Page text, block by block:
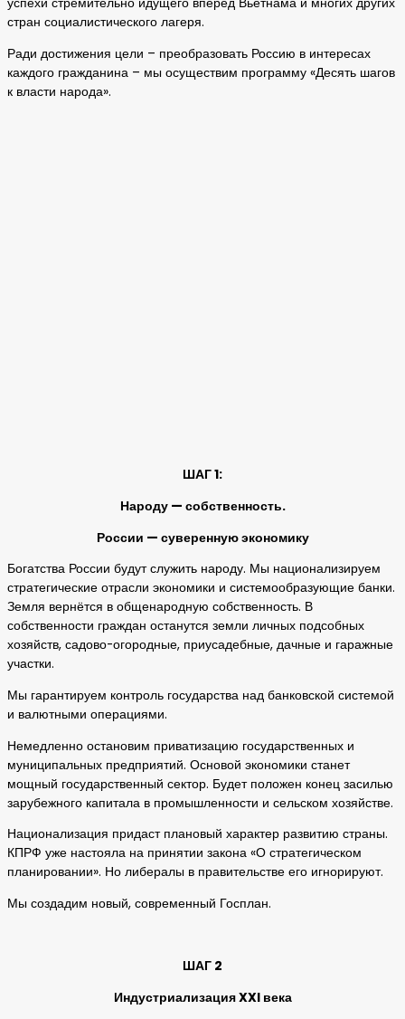
стран социалистического лагеря.
Ради достижения цели – преобразовать Россию в интересах
каждого гражданина – мы осуществим программу «Десять шагов
к власти народа».
ШАГ 1:
Народу — собственность.
России — суверенную экономику
Богатства России будут служить народу. Мы национализируем
стратегические отрасли экономики и системообразующие банки.
Земля вернётся в общенародную собственность. В
собственности граждан останутся земли личных подсобных
хозяйств, садово-огородные, приусадебные, дачные и гаражные
участки.
Мы гарантируем контроль государства над банковской системой
и валютными операциями.
Немедленно остановим приватизацию государственных и
муниципальных предприятий. Основой экономики станет
мощный государственный сектор. Будет положен конец засилью
зарубежного капитала в промышленности и сельском хозяйстве.
Национализация придаст плановый характер развитию страны.
КПРФ уже настояла на принятии закона «О стратегическом
планировании». Но либералы в правительстве его игнорируют.
Мы создадим новый, современный Госплан.
ШАГ 2
ИндустриализацияXXI века